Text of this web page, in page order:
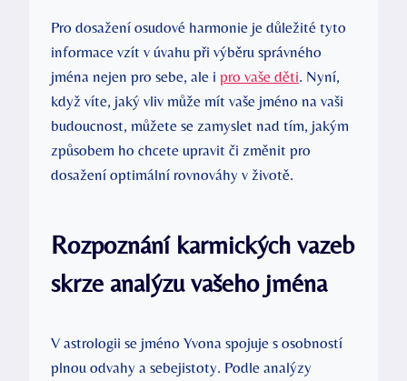
Pro dosažení osudové harmonie je důležité tyto
informace vzít v úvahu při výběru správného
jména nejen pro sebe, ale i pro vaše děti. Nyní,
když víte, jaký vliv může mít vaše jméno na vaši
budoucnost, můžete se zamyslet nad tím, jakým
způsobem ho chcete upravit či změnit pro
dosažení optimální rovnováhy v životě.
Rozpoznání karmických vazeb
skrze analýzu vašeho jména
V astrologii se jméno Yvona spojuje s osobností
plnou odvahy a sebejistoty. Podle analýzy